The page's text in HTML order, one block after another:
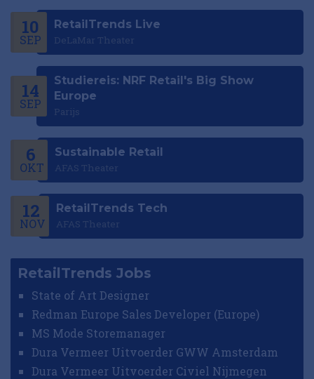
10
SEP
RetailTrends Live
DeLaMar Theater
14
SEP
Studiereis: NRF Retail's Big Show
Europe
Parijs
6
OKT
Sustainable Retail
AFAS Theater
12
NOV
RetailTrends Tech
AFAS Theater
RetailTrends Jobs
State of Art Designer
Redman Europe Sales Developer (Europe)
MS Mode Storemanager
Dura Vermeer Uitvoerder GWW Amsterdam
Dura Vermeer Uitvoerder Civiel Nijmegen